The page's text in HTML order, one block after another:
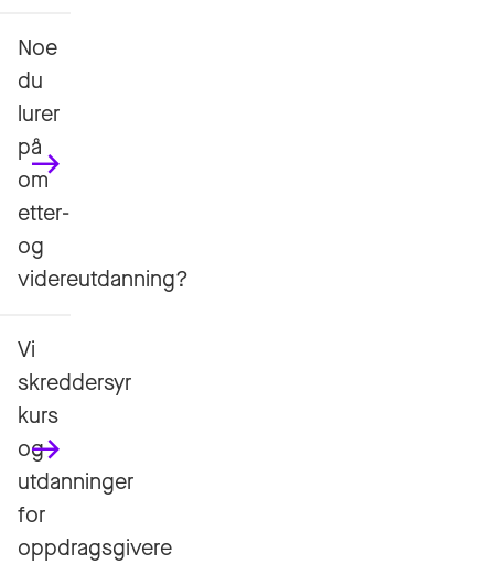
Noe
du
lurer
på
om
etter-
og
videreutdanning?
Vi
skreddersyr
kurs
og
utdanninger
for
oppdragsgivere